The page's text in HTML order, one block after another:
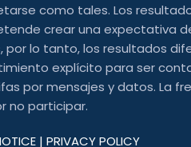
como tales. Los
crear una expectativa
lo tanto, los resultados
explícito para ser
por mensajes y datos. La
no participar.
| PRIVACY POLICY